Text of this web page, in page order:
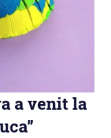
a venit la